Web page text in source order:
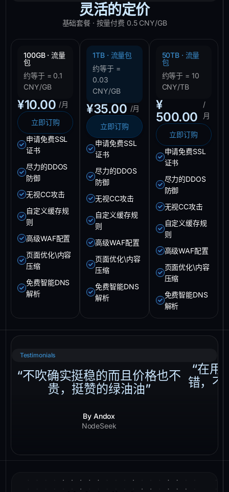
灵活的定价
基础套餐 · 按量付费 0.5 CNY/GB
100GB · 流量
包
约等于 = 0.1
CNY/GB
¥10.00 /月
立即订购
申请免费SSL
证书
尽力的DDOS
防御
无视CC攻击
自定义缓存规
则
高级WAF配置
页面优化\内容
压缩
免费智能DNS
解析
1TB · 流量包
约等于 =
0.03
CNY/GB
¥35.00 /月
立即订购
申请免费SSL
证书
尽力的DDOS
防御
无视CC攻击
自定义缓存规
则
高级WAF配置
页面优化\内容
压缩
免费智能DNS
解析
50TB · 流量
包
约等于 = 10
CNY/TB
¥
500.00
/
月
立即订购
申请免费SSL
证书
尽力的DDOS
防御
无视CC攻击
自定义缓存规
则
高级WAF配置
页面优化\内容
压缩
免费智能DNS
解析
Testimonials
“不吹确实挺稳的而且价格也不
贵，挺赞的绿油油”
By Andox
NodeSeek
“在用
错，不